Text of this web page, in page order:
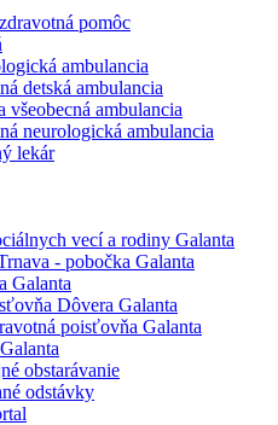
pomôc
ambulancia
detská ambulancia
všeobecná ambulancia
neurologická ambulancia
lekár
vecí a rodiny Galanta
- pobočka Galanta
Galanta
Dôvera Galanta
poisťovňa Galanta
obstarávanie
odstávky